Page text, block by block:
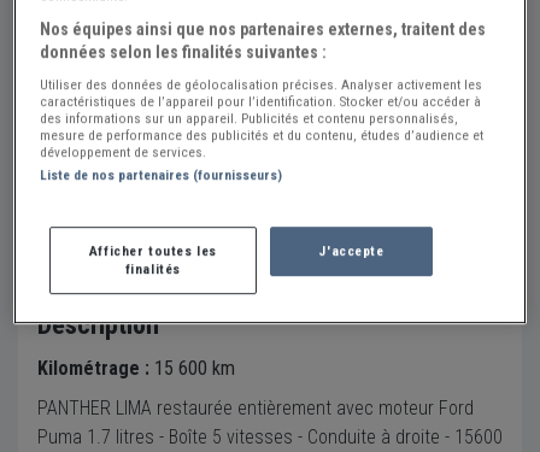
17 500 €
Vendeur Particulier
Pyrénées Orientales (66) - ALENYA (66200)
Voir sur la carte
Voir le téléphone
Description
Kilométrage : 15 600 km
PANTHER LIMA restaurée entièrement avec moteur Ford
Puma 1.7 litres - Boîte 5 vitesses - Conduite à droite - 15600
Nos équipes ainsi que nos partenaires externes, traitent des
données selon les finalités suivantes :
Utiliser des données de géolocalisation précises. Analyser activement les
caractéristiques de l’appareil pour l’identification. Stocker et/ou accéder à
des informations sur un appareil. Publicités et contenu personnalisés,
mesure de performance des publicités et du contenu, études d’audience et
développement de services.
Liste de nos partenaires (fournisseurs)
Afficher toutes les
finalités
J'accepte